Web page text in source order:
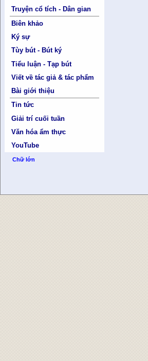
Truyện cổ tích - Dân gian
Biên khảo
Ký sự
Tùy bút - Bút ký
Tiểu luận - Tạp bút
Viết về tác giả & tác phẩm
Bài giới thiệu
Tin tức
Giải trí cuối tuần
Văn hóa ẩm thực
YouTube
Chữ lớn